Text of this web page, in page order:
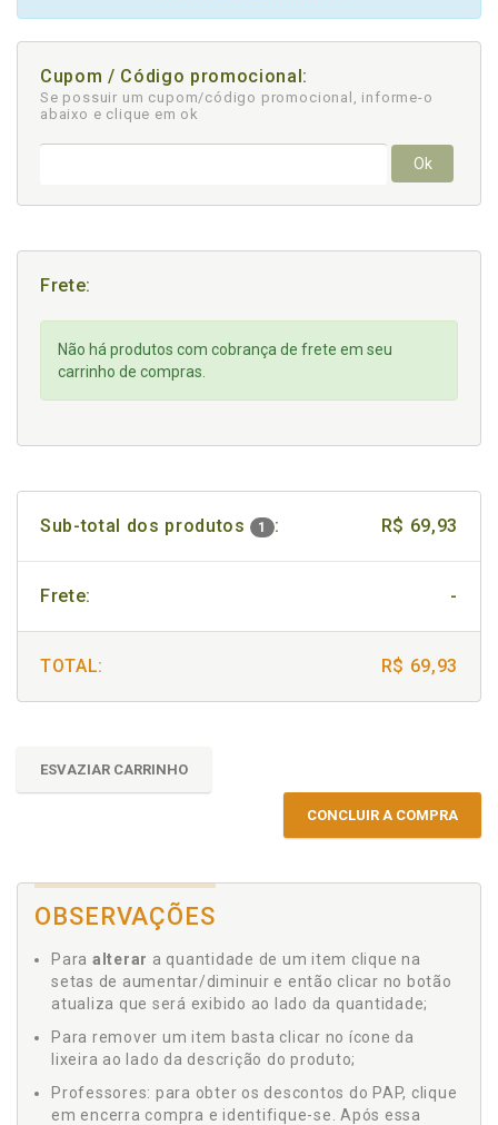
Cupom / Código promocional:
Se possuir um cupom/código promocional, informe-o
abaixo e clique em ok
Ok
Frete:
Não há produtos com cobrança de frete em seu
carrinho de compras.
Sub-total dos produtos 1 : R$ 69,93
Frete: -
TOTAL: R$ 69,93
ESVAZIAR CARRINHO
CONCLUIR A COMPRA
OBSERVAÇÕES
Para alterar a quantidade de um item clique na
setas de aumentar/diminuir e então clicar no botão
atualiza que será exibido ao lado da quantidade;
Para remover um item basta clicar no ícone da
lixeira ao lado da descrição do produto;
Professores: para obter os descontos do PAP, clique
em encerra compra e identifique-se. Após essa